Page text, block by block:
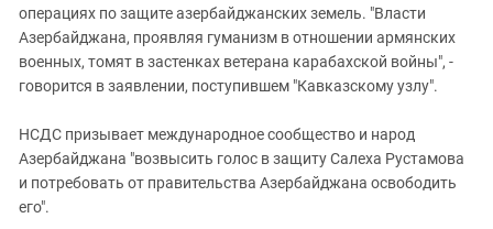
операциях по защите азербайджанских земель. "Власти
Азербайджана, проявляя гуманизм в отношении армянских
военных, томят в застенках ветерана карабахской войны", -
говорится в заявлении, поступившем "Кавказскому узлу".
НСДС призывает международное сообщество и народ
Азербайджана "возвысить голос в защиту Салеха Рустамова
и потребовать от правительства Азербайджана освободить
его".